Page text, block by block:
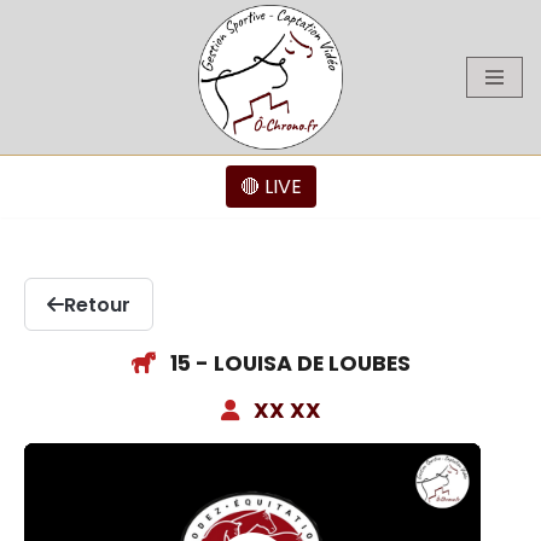
🔴 LIVE
Retour
15 - LOUISA DE LOUBES
XX XX